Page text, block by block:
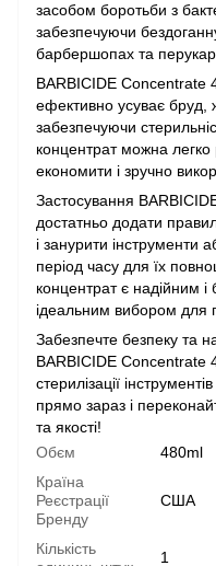
засобом боротьби з
забезпечуючи
барбершопах та
BARBICIDE Concentrate
ефективно усуває бруд,
забезпечуючи
концентрат можна
економити і зручно
Застосування
достатньо додати
і занурити інструменти
період часу для їх
концентрат є надійним
ідеальним вибором для
Забезпечте безпеку та
BARBICIDE Concentrate
стерилізації
прямо зараз і
та якості!
Обєм
480ml
Країна
Реєстрації
Бренду
США
Кількість
1